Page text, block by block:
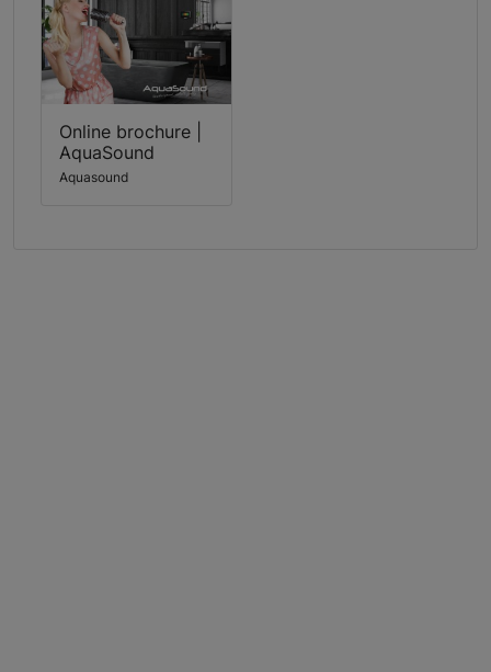
Online brochure |
AquaSound
Aquasound